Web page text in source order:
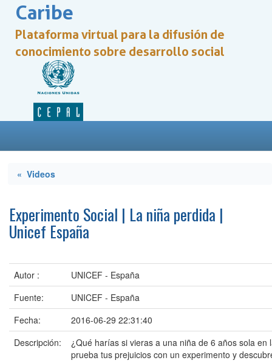
Caribe
Plataforma virtual para la difusión de
conocimiento sobre desarrollo social
« Videos
Experimento Social | La niña perdida |
Unicef España
Autor :
UNICEF - España
Fuente:
UNICEF - España
Fecha:
2016-06-29 22:31:40
Descripción:
¿Qué harías si vieras a una niña de 6 años sola en
prueba tus prejuicios con un experimento y